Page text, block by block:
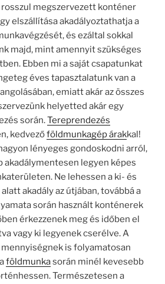
rosszul megszervezett konténer
elszállítása akadályoztathatja a
és ezáltal sokkal
majd, mint amennyit szükséges
Ebben mi a saját csapatunkat
éves tapasztalatunk van a
emiatt akár az összes
helyetted akár egy
során.Tereprendezés
kedvezőföldmunkagép árakkal!
lényeges gondoskodni arról,
akadálymentesen legyen képes
Ne lehessen a ki- és
akadály az útjában, továbbá a
során használt konténerek
érkezzenek meg és időben el
vagy ki legyenek cserélve. A
is folyamatosan
földmunkasorán minél kevesebb
Természetesen a